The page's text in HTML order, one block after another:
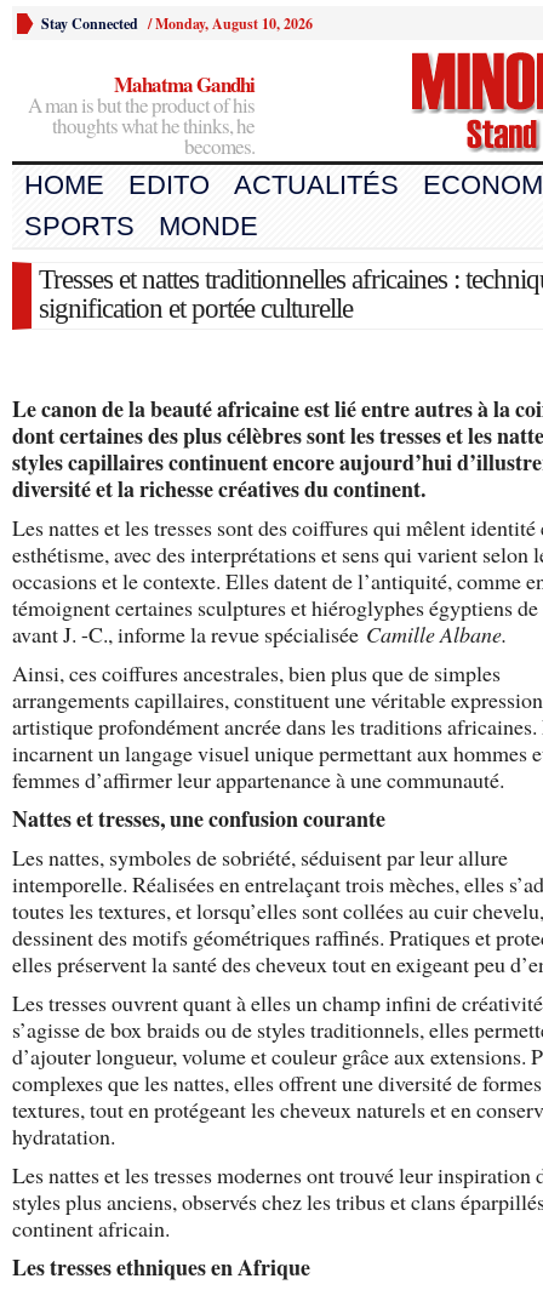
Stay Connected /Monday, August 10, 2026
Mahatma Gandhi
A man is but the product of his
thoughts what he thinks, he
becomes.
HOME EDITO ACTUALITÉS
SPORTS
MONDE
Tresses et nattes traditionnelles africaines :
signification et portée culturelle
Le canon de la beauté africaine est lié entre autres à la
dont certaines des plus célèbres sont les tresses et les
styles capillaires continuent encore aujourd’hui
diversité et la richesse créatives du continent.
Les nattes et les tresses sont des coiffures qui mêlent identité
esthétisme, avec des interprétations et sens qui varient selon
occasions et le contexte. Elles datent de l’antiquité, comme
témoignent certaines sculptures et hiéroglyphes égyptiens
avant J. -C., informe la revue spécialisée Camille Albane.
Ainsi, ces coiffures ancestrales, bien plus que de simples
arrangements capillaires, constituent une véritable expression
artistique profondément ancrée dans les traditions
incarnent un langage visuel unique permettant aux hommes
femmes d’affirmer leur appartenance à une communauté.
Nattes et tresses, une confusion courante
Les nattes, symboles de sobriété, séduisent par leur allure
intemporelle. Réalisées en entrelaçant trois mèches, elles
toutes les textures, et lorsqu’elles sont collées au cuir chevelu,
dessinent des motifs géométriques raffinés. Pratiques et
elles préservent la santé des cheveux tout en exigeant peu
Les tresses ouvrent quant à elles un champ infini de
s’agisse de box braids ou de styles traditionnels, elles
d’ajouter longueur, volume et couleur grâce aux extensions.
complexes que les nattes, elles offrent une diversité de
textures, tout en protégeant les cheveux naturels et en
hydratation.
Les nattes et les tresses modernes ont trouvé leur inspiration
styles plus anciens, observés chez les tribus et clans
continent africain.
Les tresses ethniques en Afrique